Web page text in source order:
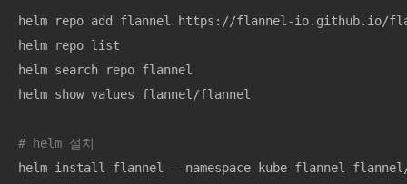
helm repo add flannel https://flannel-io.github.io/
helm repo list
helm search repo flannel
helm show values flannel/flannel
# helm 설치
helm install flannel --namespace kube-flannel